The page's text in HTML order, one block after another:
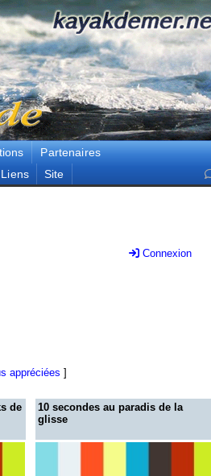
Partenaires
Liens Site
Connexion
appréciées ]
de
10 secondes au paradis de la
glisse